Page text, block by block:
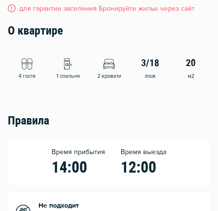
для гарантии заселения Бронируйте жилье через сайт
О квартире
4 гостя 1 спальня 2 кровати
3/18
этаж
20
м2
Правила
Время прибытия
14:00
Время выезда
12:00
Не подходит